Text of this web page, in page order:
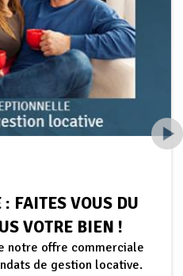
À LAVAL
le plaisir de vous
Déco qui se tiendra du
Mayenne de Laval.